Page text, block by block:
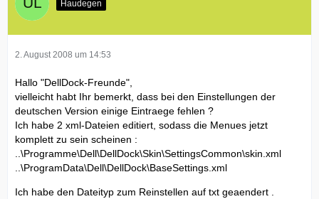
Haudegen
2. August 2008 um 14:53
Hallo "DellDock-Freunde",
vielleicht habt Ihr bemerkt, dass bei den Einstellungen der
deutschen Version einige Eintraege fehlen ?
Ich habe 2 xml-Dateien editiert, sodass die Menues jetzt
komplett zu sein scheinen :
..\Programme\Dell\DellDock\Skin\SettingsCommon\skin.xml
..\ProgramData\Dell\DellDock\BaseSettings.xml
Ich habe den Dateityp zum Reinstellen auf txt geaendert .